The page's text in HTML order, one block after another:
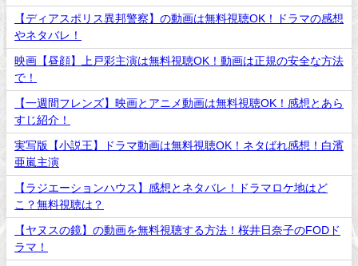
【ディアスポリス異邦警察】の動画は無料視聴OK！ドラマの感想
やネタバレ！
映画【昼顔】上戸彩主演は無料視聴OK！動画は正規の安全な方法
で！
【一週間フレンズ】映画とアニメ動画は無料視聴OK！感想とあら
すじ紹介！
実写版【小説王】ドラマ動画は無料視聴OK！ネタばれ感想！白濱
亜嵐主演
【ラジエーションハウス】感想とネタバレ！ドラマロケ地はど
こ？無料視聴は？
【ヤヌスの鏡】の動画を無料視聴する方法！桜井日奈子のFODド
ラマ！